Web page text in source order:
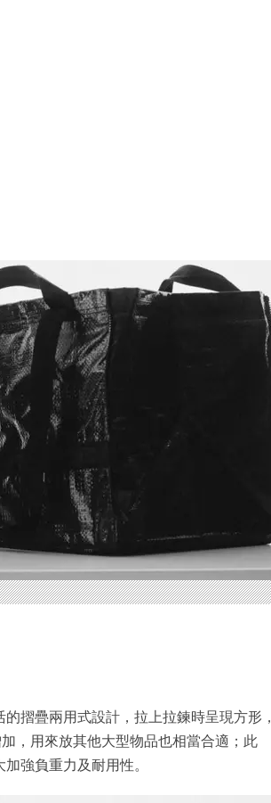
摺疊兩用式設計，拉上拉鍊時呈現方形，
，用來放其他大型物品也相當合適；此
強負重力及耐用性。